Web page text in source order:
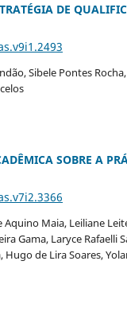
DE
Sibele Pontes
SOBRE A
Aquino Maia, Leiliane
Gama, Laryce
Hugo de Lira Soares,